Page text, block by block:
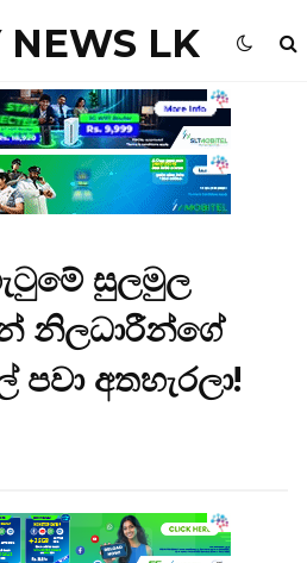
NEWS LK
සුලමුල
නිලධාරීන්ගේ
අතහැරලා!